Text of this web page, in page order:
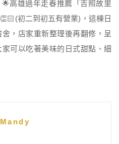
高雄過年走春推薦「吉照故里
初二到初五有營業)，這棟日
，店家重新整理後再翻修，呈
可以吃著美味的日式甜點、細
Mandy